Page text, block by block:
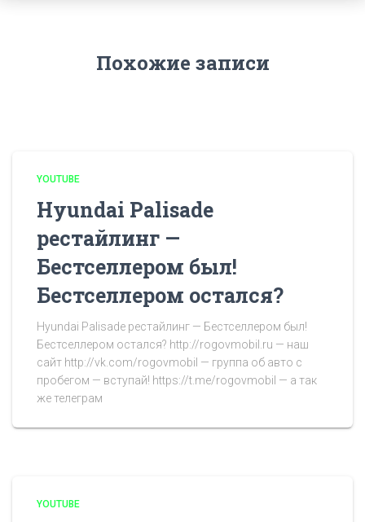
Похожие записи
YOUTUBE
Hyundai Palisade
рестайлинг —
Бестселлером был!
Бестселлером остался?
Hyundai Palisade рестайлинг — Бестселлером был!
Бестселлером остался? http://rogovmobil.ru — наш
сайт http://vk.com/rogovmobil — группа об авто с
пробегом — вступай! https://t.me/rogovmobil — а так
же телеграм
YOUTUBE